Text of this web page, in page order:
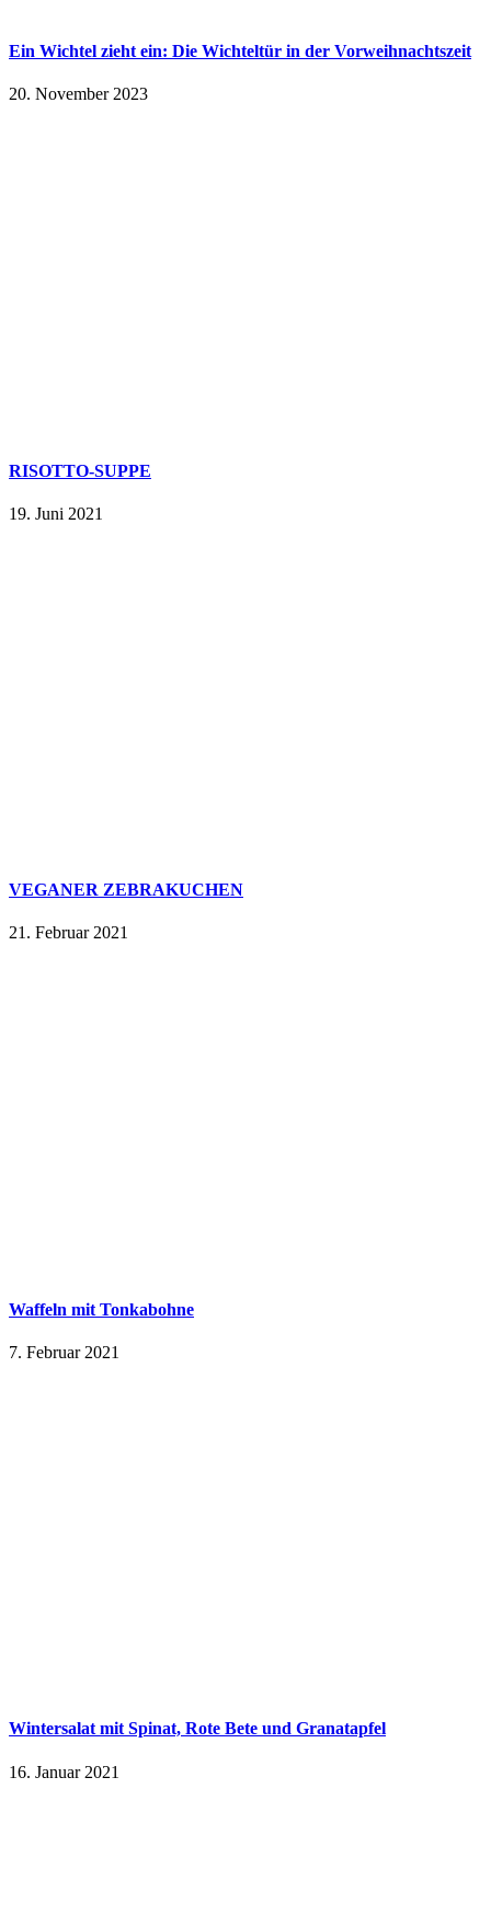
Ein Wichtel zieht ein: Die Wichteltür in der Vorweihnachtszeit
20. November 2023
RISOTTO-SUPPE
19. Juni 2021
VEGANER ZEBRAKUCHEN
21. Februar 2021
Waffeln mit Tonkabohne
7. Februar 2021
Wintersalat mit Spinat, Rote Bete und Granatapfel
16. Januar 2021